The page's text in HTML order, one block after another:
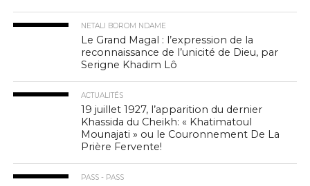
NETALI BOROM NDAME
Le Grand Magal : l’expression de la
reconnaissance de l’unicité de Dieu, par
Serigne Khadim Lô
ACTUALITÉS
19 juillet 1927, l’apparition du dernier
Khassida du Cheikh: « Khatimatoul
Mounajati » ou le Couronnement De La
Prière Fervente!
PASS - PASS